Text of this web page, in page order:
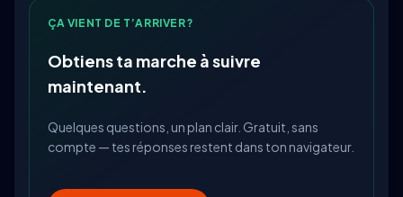
ÇA VIENT DE T’ARRIVER?
Obtiens ta marche à suivre
maintenant.
Quelques questions, un plan clair. Gratuit, sans
compte — tes réponses restent dans ton navigateur.